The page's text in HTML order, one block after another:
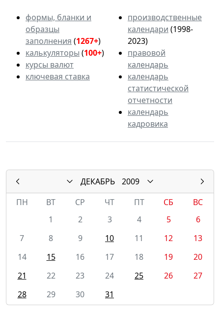
формы, бланки и
образцы
заполнения (1267+)
калькуляторы (100+)
курсы валют
ключевая ставка
производственные
календари (1998-
2023)
правовой
календарь
календарь
статистической
отчетности
календарь
кадровика
ДЕКАБРЬ
2009
ПН
ВТ СР ЧТ ПТ СБ
ВС
1
2 3 4 5
6
7
8 9 10 11 12
13
14
15 16 17 18 19
20
21
22 23 24 25 26
27
28
29 30 31